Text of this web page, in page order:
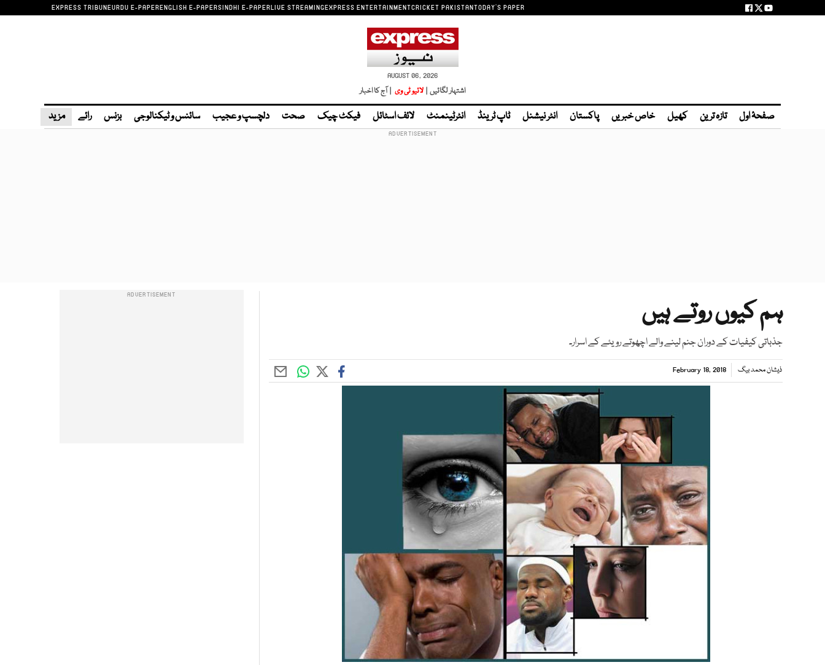
EXPRESS TRIBUNEURDU E-PAPERENGLISH E-PAPERSINDHI E-PAPERLIVE STREAMINGEXPRESS ENTERTAINMENTCRICKET PAKISTANTODAY'S PAPER
AUGUST 06, 2026
اشتہار لگائیں | لائیو ٹی وی | آج کا اخبار
صفحۂ اول تازہ ترین کھیل خاص خبریں پاکستان انٹر نیشنل ٹاپ ٹرینڈ انٹرٹینمنٹ لائف اسٹائل فیکٹ چیک صحت دلچسپ و عجیب سائنس و ٹیکنالوجی بزنس رائے مزید
ہم کیوں روتے ہیں
جذباتی کیفیات کے دوران جنم لینے والے اچھوتے رویئے کے اسرار۔
ذیشان محمد بیگ February 18, 2018